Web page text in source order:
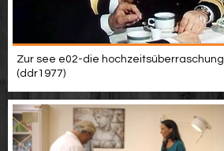
Zur see e02-die hochzeitsüberraschung
(ddr1977)